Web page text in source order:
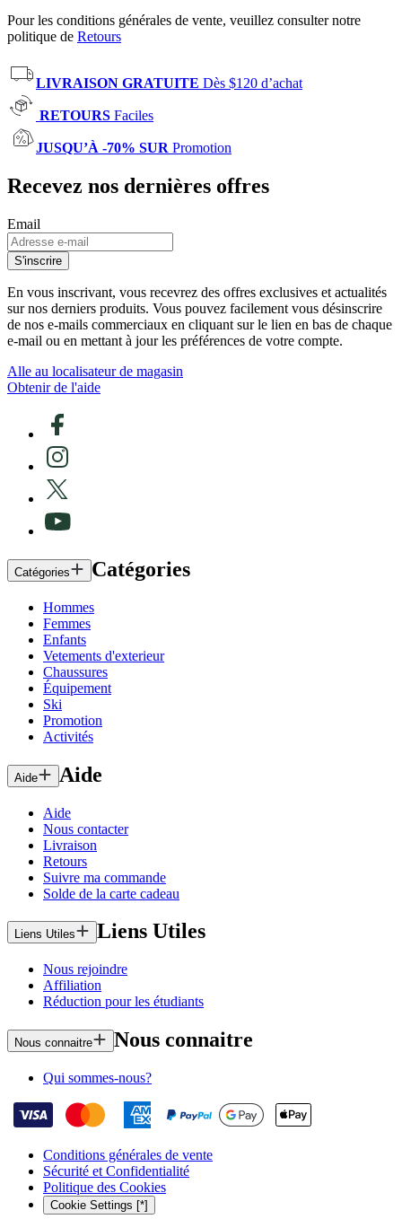
Pour les conditions générales de vente, veuillez consulter notre
politique de Retours
LIVRAISON GRATUITE Dès $120 d’achat
RETOURS Faciles
JUSQU’À -70% SUR Promotion
Recevez nos dernières offres
Email
S'inscrire
En vous inscrivant, vous recevrez des offres exclusives et actualités
sur nos derniers produits. Vous pouvez facilement vous désinscrire
de nos e-mails commerciaux en cliquant sur le lien en bas de chaque
e-mail ou en mettant à jour les préférences de votre compte.
Alle au localisateur de magasin
Obtenir de l'aide
Catégories Catégories
Hommes
Femmes
Enfants
Vetements d'exterieur
Chaussures
Équipement
Ski
Promotion
Activités
Aide Aide
Aide
Nous contacter
Livraison
Retours
Suivre ma commande
Solde de la carte cadeau
Liens Utiles Liens Utiles
Nous rejoindre
Affiliation
Réduction pour les étudiants
Nous connaitre Nous connaitre
Qui sommes-nous?
Conditions générales de vente
Sécurité et Confidentialité
Politique des Cookies
Cookie Settings [*]